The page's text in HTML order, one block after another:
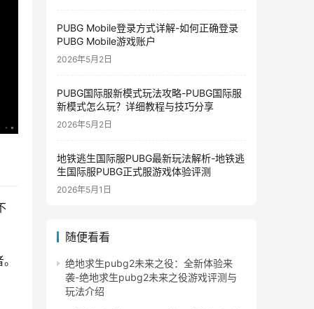
PUBG Mobile登录方式详解-如何正确登录
PUBG Mobile游戏账户
2026年5月2日
PUBG国际服新模式玩法攻略-PUBG国际服
新模式怎么玩？详细教程与技巧分享
2026年5月2日
地铁逃生国际服PUBG最新玩法解析-地铁逃
生国际服PUBG正式服游戏体验评测
2026年5月1日
随便看看
绝地求生pubg2未来之役：全新体验来
袭-绝地求生pubg2未来之役游戏评测与
玩法介绍